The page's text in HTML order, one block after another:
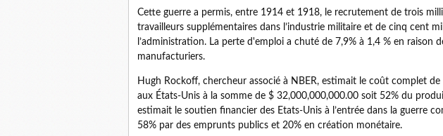
Cette guerre a permis, entre 1914 et 1918, le recrutement de trois
travailleurs supplémentaires dans l’industrie militaire et de cinq cent
l’administration. La perte d'emploi a chuté de 7,9% à 1,4 % en raison
manufacturiers.
Hugh Rockoff, chercheur associé à NBER, estimait le coût complet
aux États-Unis à la somme de $ 32,000,000,000.00 soit 52% du
estimait le soutien financier des Etats-Unis à l’entrée dans la guerre
58% par des emprunts publics et 20% en création monétaire.